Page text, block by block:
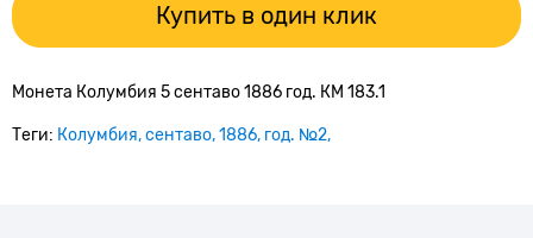
Купить в один клик
Монета Колумбия 5 сентаво 1886 год. КМ 183.1
Теги: Колумбия сентаво 1886 год. №2